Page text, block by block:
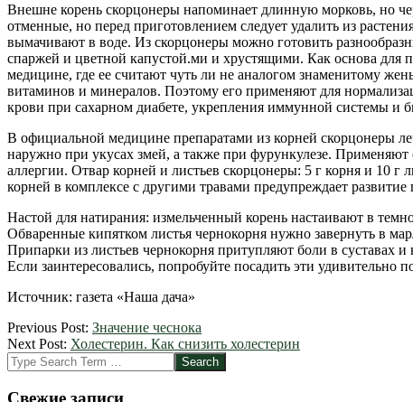
Внешне корень скорцонеры напоминает длинную морковь, но
отменные, но перед приготовлением следует удалить из
вымачивают в воде. Из скорцонеры можно готовить
спаржей и цветной капустой.ми и хрустящими. Как основа для
медицине, где ее считают чуть ли не аналогом знаменитому
витаминов и минералов. Поэтому его применяют для
крови при сахарном диабете, укрепления иммунной системы и
В официальной медицине препаратами из корней скорцонеры
наружно при укусах змей, а также при фурункулезе.
аллергии. Отвар корней и листьев скорцонеры: 5 г корня и 10 г
корней в комплексе с другими травами предупреждает
Настой для натирания: измельченный корень настаивают в
Обваренные кипятком листья чернокорня нужно завернуть в
Припарки из листьев чернокорня притупляют боли в суставах и
Если заинтересовались, попробуйте посадить эти удивительно
Источник: газета «Наша дача»
2012-
08-
31
Previous Post: Значение чеснока
Next Post: Холестерин. Как снизить холестерин
Search
Свежие записи